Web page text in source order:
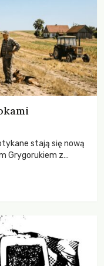
stają się nową
Grygorukiem z